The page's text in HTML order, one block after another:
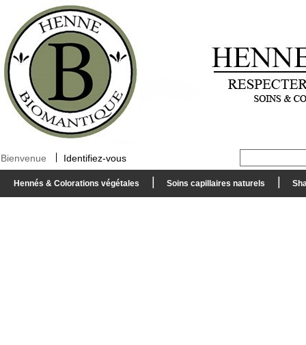
Bienvenue Identifiez-vous
Hennés & Colorations végétales Soins capillaires naturels